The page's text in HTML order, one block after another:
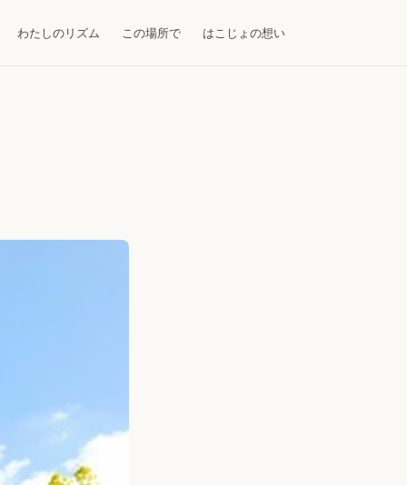
わたしのリズム この場所で はこじょの想い